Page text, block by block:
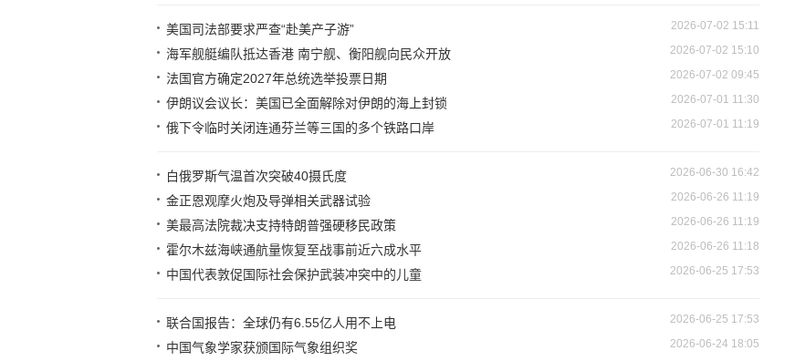
美国司法部要求严查“赴美产子游” 2026-07-02 15:11
海军舰艇编队抵达香港 南宁舰、衡阳舰向民众开放 2026-07-02 15:10
法国官方确定2027年总统选举投票日期 2026-07-02 09:45
伊朗议会议长：美国已全面解除对伊朗的海上封锁 2026-07-01 11:30
俄下令临时关闭连通芬兰等三国的多个铁路口岸 2026-07-01 11:19
白俄罗斯气温首次突破40摄氏度 2026-06-30 16:42
金正恩观摩火炮及导弹相关武器试验 2026-06-26 11:19
美最高法院裁决支持特朗普强硬移民政策 2026-06-26 11:19
霍尔木兹海峡通航量恢复至战事前近六成水平 2026-06-26 11:18
中国代表敦促国际社会保护武装冲突中的儿童 2026-06-25 17:53
联合国报告：全球仍有6.55亿人用不上电 2026-06-25 17:53
中国气象学家获颁国际气象组织奖 2026-06-24 18:05